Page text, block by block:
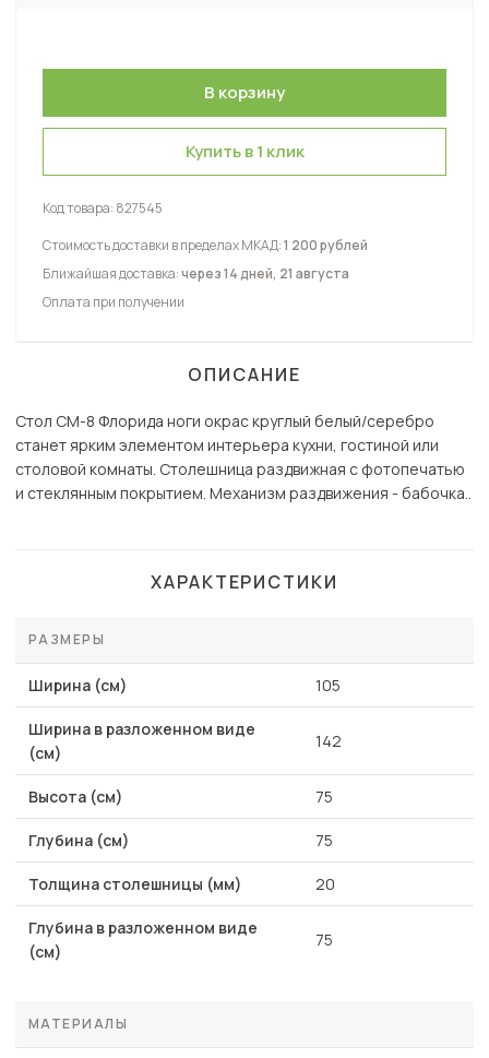
Купить в 1 клик
Код товара: 827545
Стоимость доставки в пределах МКАД:1 200 рублей
Ближайшая доставка:через 14 дней, 21 августа
Оплата при получении
ОПИСАНИЕ
Стол СМ-8 Флорида ноги окрас круглый белый/серебро
станет ярким элементом интерьера кухни, гостиной или
столовой комнаты. Столешница раздвижная с фотопечатью
и стеклянным покрытием. Механизм раздвижения - бабочка..
ХАРАКТЕРИСТИКИ
РАЗМЕРЫ
Ширина (см) 105
Ширина в разложенном виде
(см)
142
Высота (см) 75
Глубина (см) 75
Толщина столешницы (мм) 20
Глубина в разложенном виде
(см)
75
МАТЕРИАЛЫ